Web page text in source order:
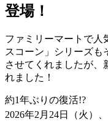
登場！
ファミリーマートで人
スコーン」シリーズも
させてくれましたが、
れました！
約1年ぶりの復活!?
2026年2 月 24日（火）